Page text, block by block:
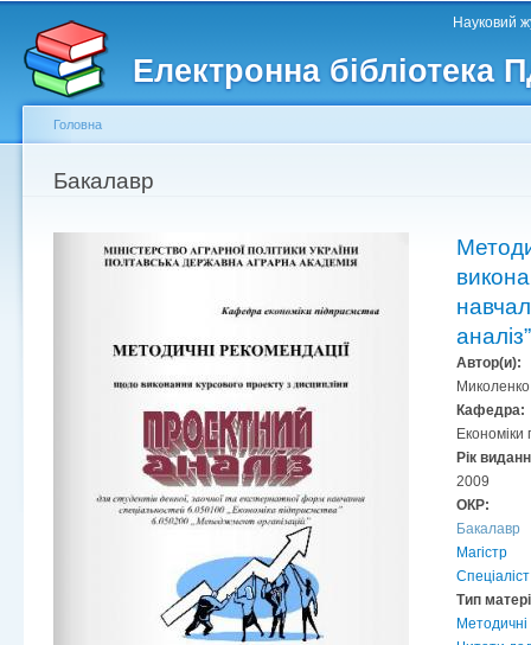
Електронна бібліотека
Головне меню Науковий
Другорядне меню
Ви є тут
Головна
Бакалавр
аналіз”
Автор(и):
Миколенко
Кафедра:
Економіки
Рік
2009
ОКР:
Бакалавр
Магістр
Спеціаліст
Тип
Методичні